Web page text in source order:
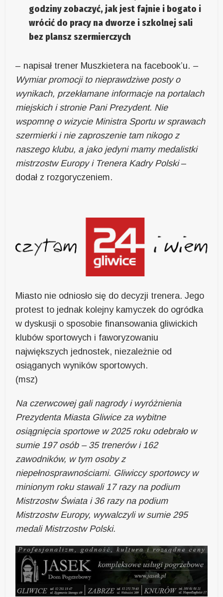
godziny zobaczyć, jak jest fajnie i bogato i
wrócić do pracy na dworze i szkolnej sali
bez plansz szermierczych
– napisał trener Muszkietera na facebook’u. –
Wymiar promocji to nieprawdziwe posty o
wynikach, przekłamane informacje na portalach
miejskich i stronie Pani Prezydent. Nie
wspomnę o wizycie Ministra Sportu w sprawach
szermierki i nie zaproszenie tam nikogo z
naszego klubu, a jako jedyni mamy medalistki
mistrzostw Europy i Trenera Kadry Polski–
dodał z rozgoryczeniem.
Miasto nie odniosło się do decyzji trenera. Jego
protest to jednak kolejny kamyczek do ogródka
w dyskusji o sposobie finansowania gliwickich
klubów sportowych i faworyzowaniu
największych jednostek, niezależnie od
osiąganych wyników sportowych.
(msz)
Na czerwcowej gali nagrody i wyróżnienia
Prezydenta Miasta Gliwice za wybitne
osiągnięcia sportowe w 2025 roku odebrało w
sumie 197 osób – 35 trenerów i 162
zawodników, w tym osoby z
niepełnosprawnościami. Gliwiccy sportowcy w
minionym roku stawali 17 razy na podium
Mistrzostw Świata i 36 razy na podium
Mistrzostw Europy, wywalczyli w sumie 295
medali Mistrzostw Polski.